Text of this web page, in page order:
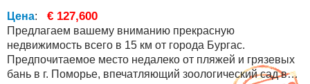
Цена: € 127,600
Предлагаем вашему вниманию прекрасную
недвижимость всего в 15 км от города Бургас.
Предпочитаемое место недалеко от пляжей и грязевых
бань в г. Поморье, впечатляющий зоологический сад в